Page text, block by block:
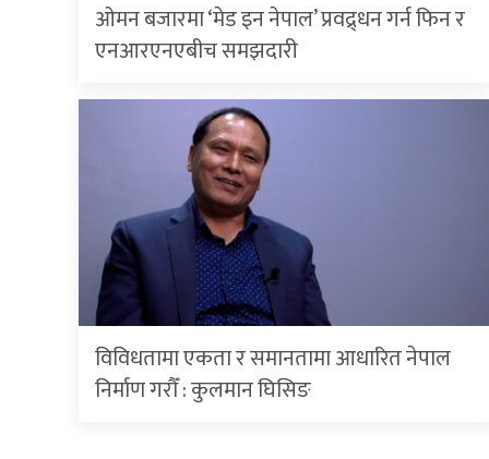
ओमन बजारमा ‘मेड इन नेपाल’ प्रवद्र्धन गर्न फिन र
एनआरएनएबीच समझदारी
विविधतामा एकता र समानतामा आधारित नेपाल
निर्माण गरौँ : कुलमान घिसिङ